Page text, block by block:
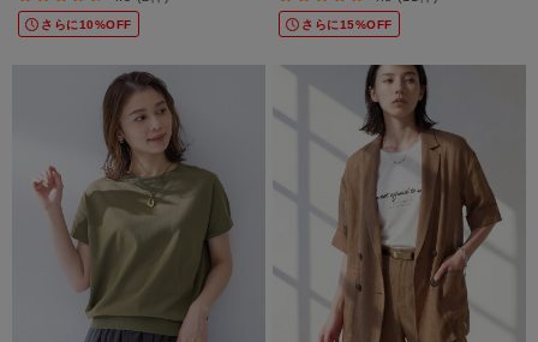
さらに10%OFF さらに15%OFF